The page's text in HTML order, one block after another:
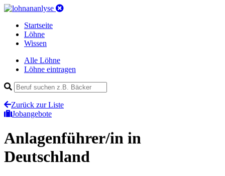
Startseite
Löhne
Wissen
Alle Löhne
Löhne eintragen
Zurück zur Liste
Jobangebote
Anlagenführer/in in
Deutschland